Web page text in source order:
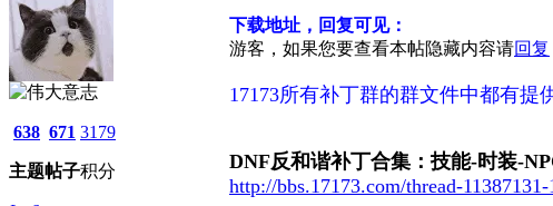
638
主题
671
帖子
3179
积分
下载地址，回复可见：
游客，如果您要查看本帖隐藏内容请回复
17173所有补丁群的群文件中都有提
DNF反和谐补丁合集：技能-时装-
http://bbs.17173.com/thread-